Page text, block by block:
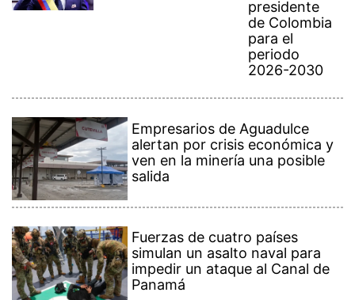
presidente
de Colombia
para el
periodo
2026-2030
Empresarios de Aguadulce
alertan por crisis económica y
ven en la minería una posible
salida
Fuerzas de cuatro países
simulan un asalto naval para
impedir un ataque al Canal de
Panamá